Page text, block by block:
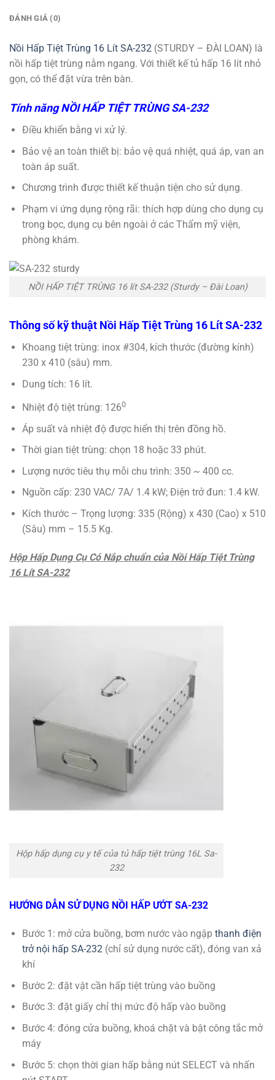
ĐÁNH GIÁ (0)
Nồi Hấp Tiệt Trùng 16 Lít SA-232 (STURDY – ĐÀI LOAN) là
nồi hấp tiệt trùng nằm ngang. Với thiết kế tủ hấp 16 lít nhỏ
gọn, có thể đặt vừa trên bàn.
Tính năng NỒI HẤP TIỆT TRÙNG SA-232
Điều khiển bằng vi xử lý.
Bảo vệ an toàn thiết bị: bảo vệ quá nhiệt, quá áp, van an
toàn áp suất.
Chương trình được thiết kế thuận tiện cho sử dụng.
Phạm vi ứng dụng rộng rãi: thích hợp dùng cho dụng cụ
trong bọc, dụng cụ bên ngoài ở các Thẩm mỹ viện,
phòng khám.
NỒI HẤP TIỆT TRÙNG 16 lít SA-232 (Sturdy – Đài Loan)
Thông số kỹ thuật Nồi Hấp Tiệt Trùng 16 Lít SA-232
Khoang tiệt trùng: inox #304, kích thước (đường kính)
230 x 410 (sâu) mm.
Dung tích: 16 lít.
Nhiệt độ tiệt trùng: 1260
Áp suất và nhiệt độ được hiển thị trên đồng hồ.
Thời gian tiệt trùng: chọn 18 hoặc 33 phút.
Lượng nước tiêu thụ mỗi chu trình: 350 ~ 400 cc.
Nguồn cấp: 230 VAC/ 7A/ 1.4 kW; Điện trở đun: 1.4 kW.
Kích thước – Trọng lượng: 335 (Rộng) x 430 (Cao) x 510
(Sâu) mm – 15.5 Kg.
Hộp Hấp Dụng Cụ Có Nắp chuẩn của Nồi Hấp Tiệt Trùng
16 Lít SA-232
Hộp hấp dụng cụ y tế của tủ hấp tiệt trùng 16L Sa-
232
HƯỚNG DẪN SỬ DỤNG NỒI HẤP ƯỚT SA-232
Bước 1: mở cửa buồng, bơm nước vào ngập thanh điện
trở nội hấp SA-232(chỉ sử dụng nước cất), đóng van xả
khí
Bước 2: đặt vật cần hấp tiệt trùng vào buồng
Bước 3: đặt giấy chỉ thị mức độ hấp vào buồng
Bước 4: đóng cửa buồng, khoá chặt và bật công tắc mở
máy
Bước 5: chọn thời gian hấp bằng nút SELECT và nhấn